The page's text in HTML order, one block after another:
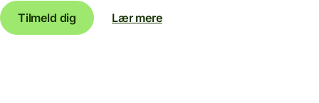
Tilmeld dig
Lær mere